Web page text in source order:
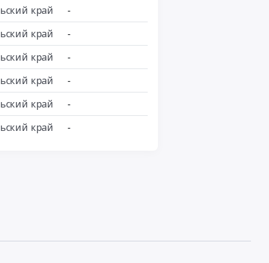
край
-
край
-
край
-
край
-
край
-
край -